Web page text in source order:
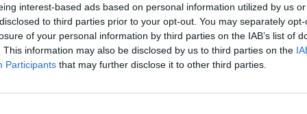
interest-based ads based on personal information utilized by us
to third parties prior to your opt-out. You may separately
of your personal information by third parties on the IAB’s list of
This information may also be disclosed by us to third parties on the
Participants that may further disclose it to other third parties.
Efficacité
Quantité effets
secondaires
j espère
d'en
est